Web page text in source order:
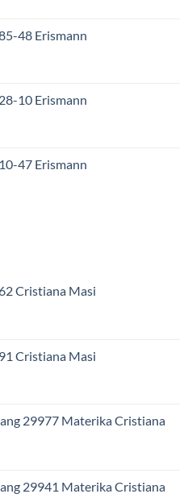
48 Erismann
10 Erismann
47 Erismann
Cristiana Masi
Cristiana Masi
29977 Materika Cristiana
29941 Materika Cristiana